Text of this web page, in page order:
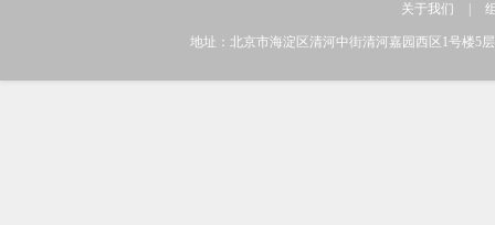
关于我们
地址：北京市海淀区清河中街清河嘉园西区1号楼5